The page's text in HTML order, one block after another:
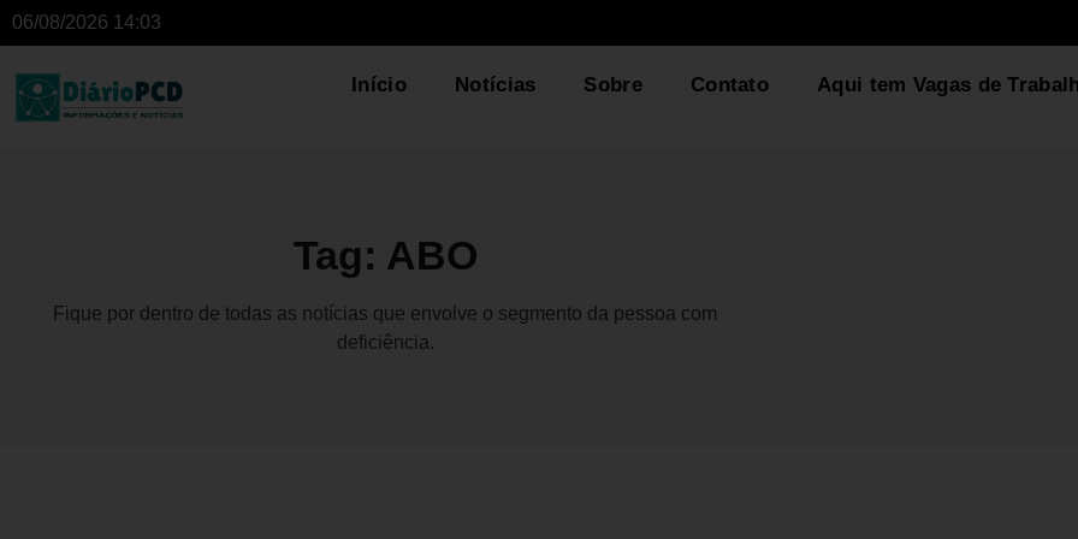
06/08/2026 14:03
Início Notícias Sobre Contato Aqui tem Vagas de
Tag: ABO
Fique por dentro de todas as notícias que envolve o segmento da pessoa com
deficiência.